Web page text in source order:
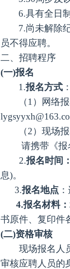
6.具有全日
7.尚未解除
员不得应聘。
二、招聘程序
(一)报名
1.报名方式
（1）网络
（2）现场
请携带《报
2.报名时间：
息)。
3.报名地点
4.报名材料：
书原件、复印件
(二)资格审核
现场报名人员
审核应聘人员的